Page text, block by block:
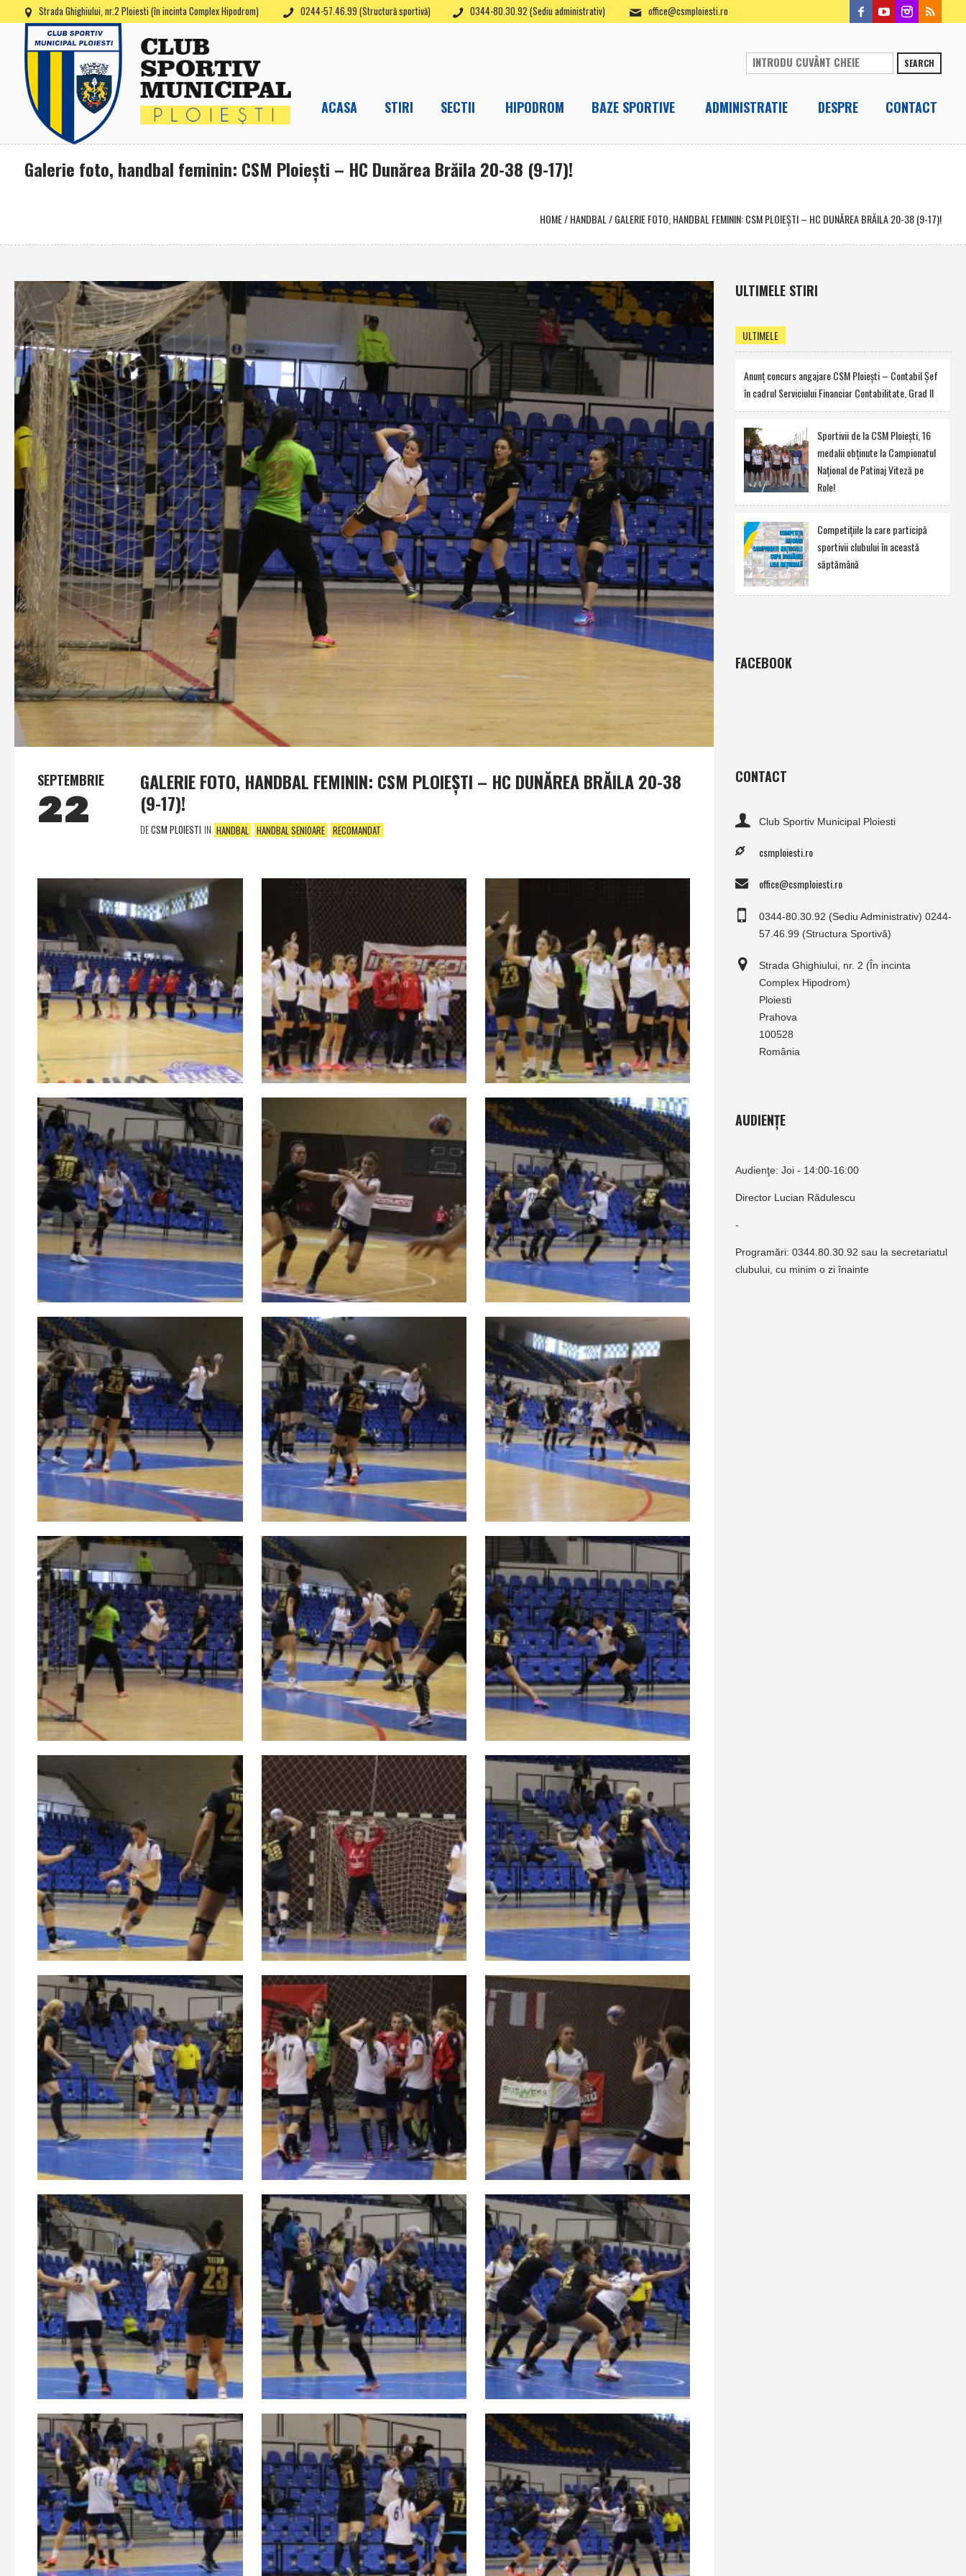
Strada Ghighiului, nr.2 Ploiesti (în incinta Complex Hipodrom) 0244-57.46.99 (Structură sportivă) 0344-80.30.92 (Sediu administrativ) office@csmploiesti.ro
SEARCH
ACASA STIRI SECTII HIPODROM BAZE SPORTIVE ADMINISTRATIE DESPRE CONTACT
Galerie foto, handbal feminin: CSM Ploieşti – HC Dunărea Brăila 20-38 (9-17)!
HOME/HANDBAL /GALERIE FOTO, HANDBAL FEMININ: CSM PLOIEŞTI – HC DUNĂREA BRĂILA 20-38 (9-17)!
SEPTEMBRIE
22
GALERIE FOTO, HANDBAL FEMININ: CSM PLOIEŞTI – HC DUNĂREA BRĂILA 20-38
(9-17)!
DECSM PLOIESTI IN HANDBAL HANDBAL SENIOARE RECOMANDAT
ULTIMELE STIRI
ULTIMELE
Anunţ concurs angajare CSM Ploieşti – Contabil Şef
în cadrul Serviciului Financiar Contabilitate, Grad II
Sportivii de la CSM Ploieşti, 16
medalii obţinute la Campionatul
Naţional de Patinaj Viteză pe
Role!
Competiţiile la care participă
sportivii clubului în această
săptămână
FACEBOOK
CONTACT
Club Sportiv Municipal Ploiesti
csmploiesti.ro
office@csmploiesti.ro
0344-80.30.92 (Sediu Administrativ) 0244-
57.46.99 (Structura Sportivă)
Strada Ghighiului, nr. 2 (În incinta
Complex Hipodrom)
Ploiesti
Prahova
100528
România
AUDIENȚE
Audienţe: Joi - 14:00-16:00
Director Lucian Rădulescu
-
Programări: 0344.80.30.92 sau la secretariatul
clubului, cu minim o zi înainte